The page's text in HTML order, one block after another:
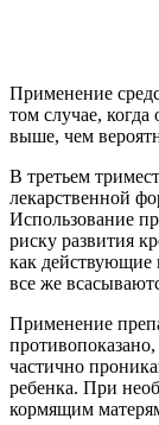
Применение
том случае,
выше, чем
В третьем
лекарственной
Использование
риску развития
как действующие
все же
Применение
частично
ребенка. При
кормящим